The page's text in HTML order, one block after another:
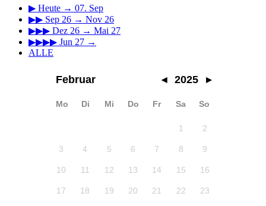
▶ Heute → 07. Sep
▶▶ Sep 26 → Nov 26
▶▶▶ Dez 26 → Mai 27
▶▶▶▶ Jun 27 →
ALLE
Februar ◂ 2025 ▸
Mo Di Mi Do Fr Sa So
1 2
3 4 5 6 7 8 9
10 11 12 13 14 15 16
17 18 19 20 21 22 23